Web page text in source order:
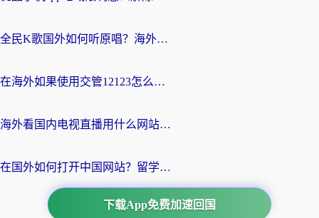
全民K歌国外如何听原唱？海外党亲测有效的回国加速器选择指南
在海外如果使用交管12123怎么处理？留学生亲测有效的回国加速方案
海外看国内电视直播用什么网站比较好？一篇解决你所有追剧难题的实用指南
在国外如何打开中国网站？留学生与海外华人的无缝访问指南
下载App免费加速回国